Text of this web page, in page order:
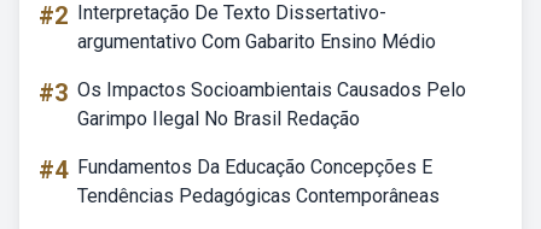
#2 Interpretação De Texto Dissertativo-
argumentativo Com Gabarito Ensino Médio
#3 Os Impactos Socioambientais Causados Pelo
Garimpo Ilegal No Brasil Redação
#4 Fundamentos Da Educação Concepções E
Tendências Pedagógicas Contemporâneas